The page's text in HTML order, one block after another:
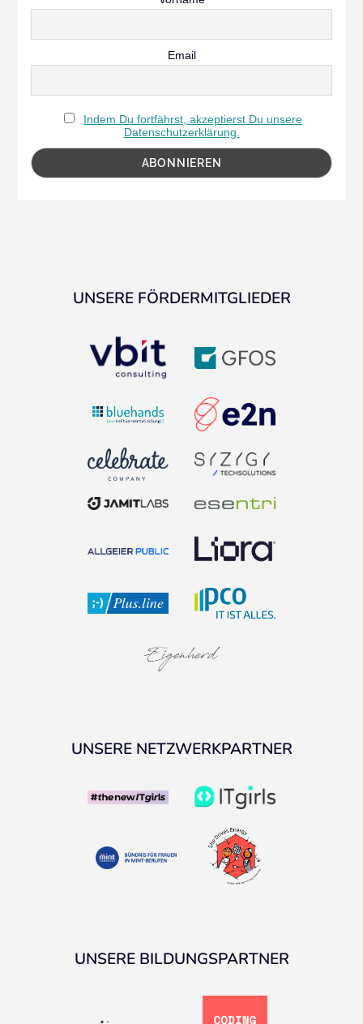
Email
Indem Du fortfährst, akzeptierst Du unsere
Datenschutzerklärung.
UNSERE FÖRDERMITGLIEDER
UNSERE NETZWERKPARTNER
UNSERE BILDUNGSPARTNER